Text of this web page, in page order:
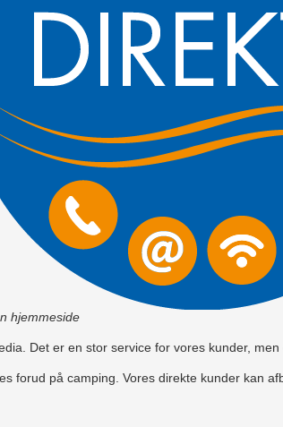
hjemmeside
Det er en stor service for vores kunder,
forud på camping. Vores direkte kunder kan